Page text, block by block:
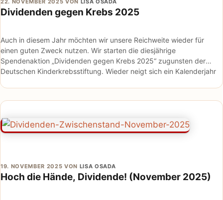
Dividenden gegen Krebs 2025
Auch in diesem Jahr möchten wir unsere Reichweite wieder für
einen guten Zweck nutzen. Wir starten die diesjährige
Spendenaktion „Dividenden gegen Krebs 2025“ zugunsten der
Deutschen Kinderkrebsstiftung. Wieder neigt sich ein Kalenderjahr
dem Ende zu …
Hoch die Hände, Dividende! (November 2025)
19. NOVEMBER 2025 VON LISA OSADA